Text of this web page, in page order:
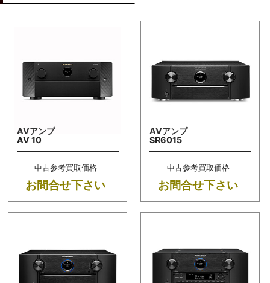
AVアンプ
AV 10
中古参考買取価格
お問合せ下さい
AVアンプ
SR6015
中古参考買取価格
お問合せ下さい